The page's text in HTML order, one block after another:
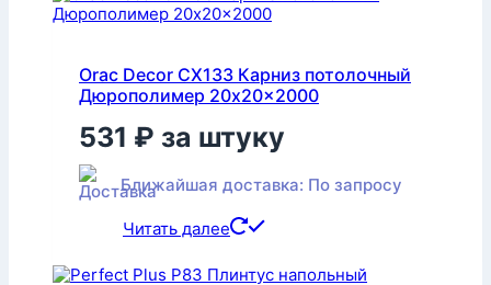
Orac Decor CX133 Карниз потолочный
Дюрополимер 20x20x2000
531 ₽ за штуку
Ближайшая доставка: По запросу
Читать далее